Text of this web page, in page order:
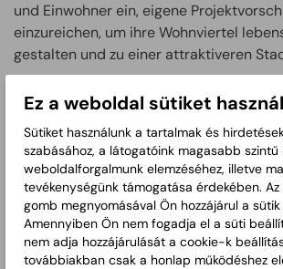
und Einwohner ein, eigene
einzureichen, um ihre Wohnviertel
gestalten und zu einer attraktiveren
Mehr anzeigen
Tourinform Büro Békéscsaba
Szt. István Platz 8, H-5600 Békéscsaba
Telefon-/Faxnummer: +36 (66) 441-261
E-Mail:
Ez a weboldal sütiket
Sütiket használunk a tartalmak és
szabásához, a látogatóink magasabb szintű
weboldalforgalmunk elemzéséhez, illetve
tevékenységünk támogatása érdekében. Az
gomb megnyomásával Ön hozzájárul a sütik
Amennyiben Ön nem fogadja el a süti
nem adja hozzájárulását a cookie-k
továbbiakban csak a honlap működéshez